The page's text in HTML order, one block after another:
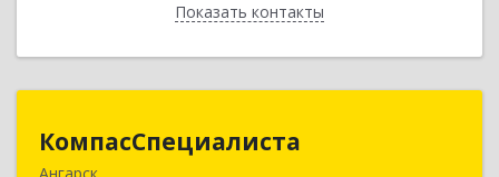
Показать контакты
Назад
КомпасСпециалиста
Ангарск